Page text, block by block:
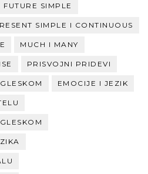
FUTURE SIMPLE
SIMPLE I CONTINUOUS
MUCH I MANY
PRISVOJNI PRIDEVI
EMOCIJE I JEZIK